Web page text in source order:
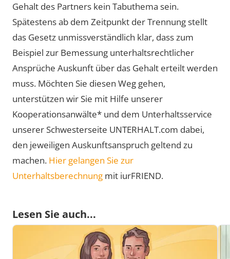
Gehalt des Partners kein Tabuthema sein.
Spätestens ab dem Zeitpunkt der Trennung stellt
das Gesetz unmissverständlich klar, dass zum
Beispiel zur Bemessung unterhaltsrechtlicher
Ansprüche Auskunft über das Gehalt erteilt werden
muss. Möchten Sie diesen Weg gehen,
unterstützen wir Sie mit Hilfe unserer
Kooperationsanwälte* und dem Unterhaltsservice
unserer Schwesterseite UNTERHALT.com dabei,
den jeweiligen Auskunftsanspruch geltend zu
machen. Hier gelangen Sie zur
Unterhaltsberechnung mit iurFRIEND.
Lesen Sie auch...